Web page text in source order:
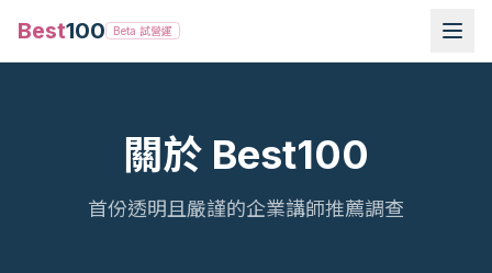
Best100 Beta 試營運
關於 Best100
首份透明且嚴謹的企業講師推薦調查